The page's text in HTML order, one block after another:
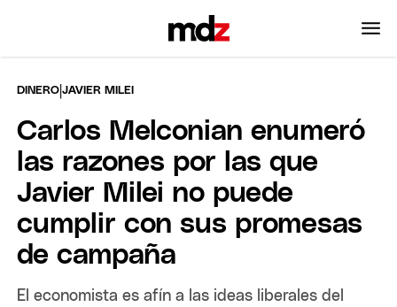
DINERO |JAVIER MILEI
Carlos Melconian enumeró
las razones por las que
Javier Milei no puede
cumplir con sus promesas
de campaña
El economista es afín a las ideas liberales del